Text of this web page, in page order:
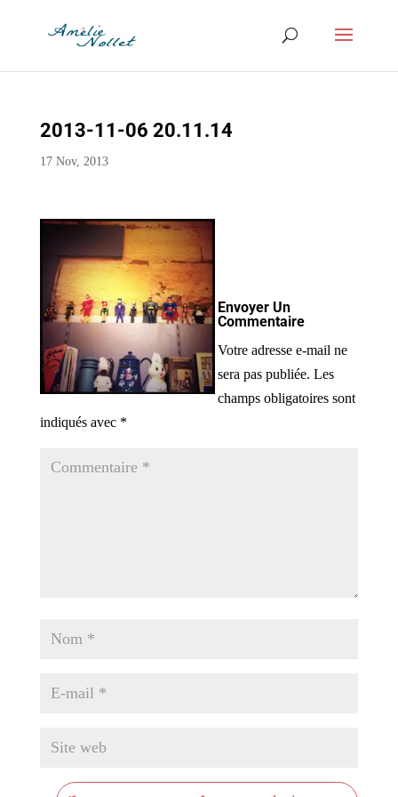
2013-11-06 20.11.14
17 Nov, 2013
Envoyer Un
Commentaire
Votre adresse e-mail ne
sera pas publiée. Les
champs obligatoires sont
indiqués avec *